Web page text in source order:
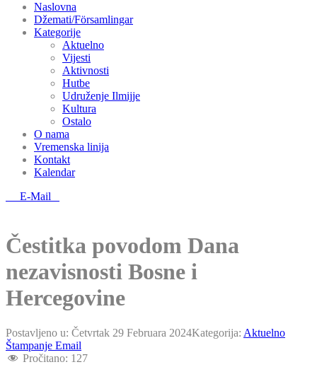
Naslovna
Džemati/Församlingar
Kategorije
Aktuelno
Vijesti
Aktivnosti
Hutbe
Udruženje Ilmijje
Kultura
Ostalo
O nama
Vremenska linija
Kontakt
Kalendar
E-Mail
Čestitka povodom Dana
nezavisnosti Bosne i
Hercegovine
Postavljeno u: Četvrtak 29 Februara 2024Kategorija: Aktuelno
Štampanje Email
Pročitano: 127